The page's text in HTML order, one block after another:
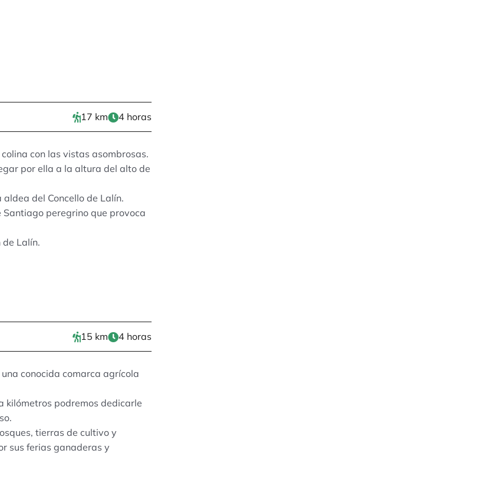
17 km 4 horas
con las vistas asombrosas.
por ella a la altura del alto de
del Concello de Lalín.
Santiago peregrino que provoca
de Lalín.
15 km 4 horas
conocida comarca agrícola
kilómetros podremos dedicarle
tierras de cultivo y
sus ferias ganaderas y